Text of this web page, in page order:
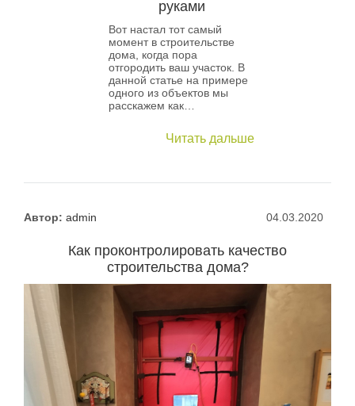
руками
Вот настал тот самый
момент в строительстве
дома, когда пора
отгородить ваш участок. В
данной статье на примере
одного из объектов мы
расскажем как…
Читать дальше
04.03.2020
Автор: admin
Как проконтролировать качество
строительства дома?